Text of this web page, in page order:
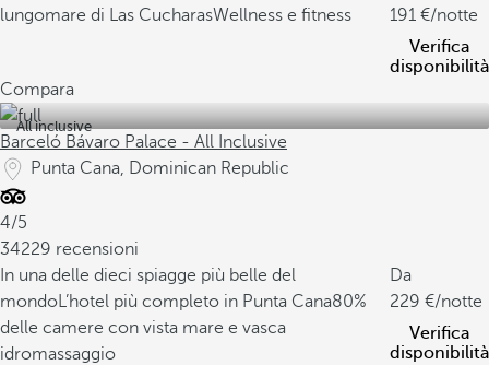
lungomare di Las CucharasWellness e fitness
191
/notte
Verifica
disponibilità
Compara
All inclusive
Barceló Bávaro Palace - All Inclusive
Punta Cana, Dominican Republic
4/5
34229 recensioni
In una delle dieci spiagge più belle del
mondoL’hotel più completo in Punta Cana80%
delle camere con vista mare e vasca
idromassaggio
Da
229
/notte
Verifica
disponibilità